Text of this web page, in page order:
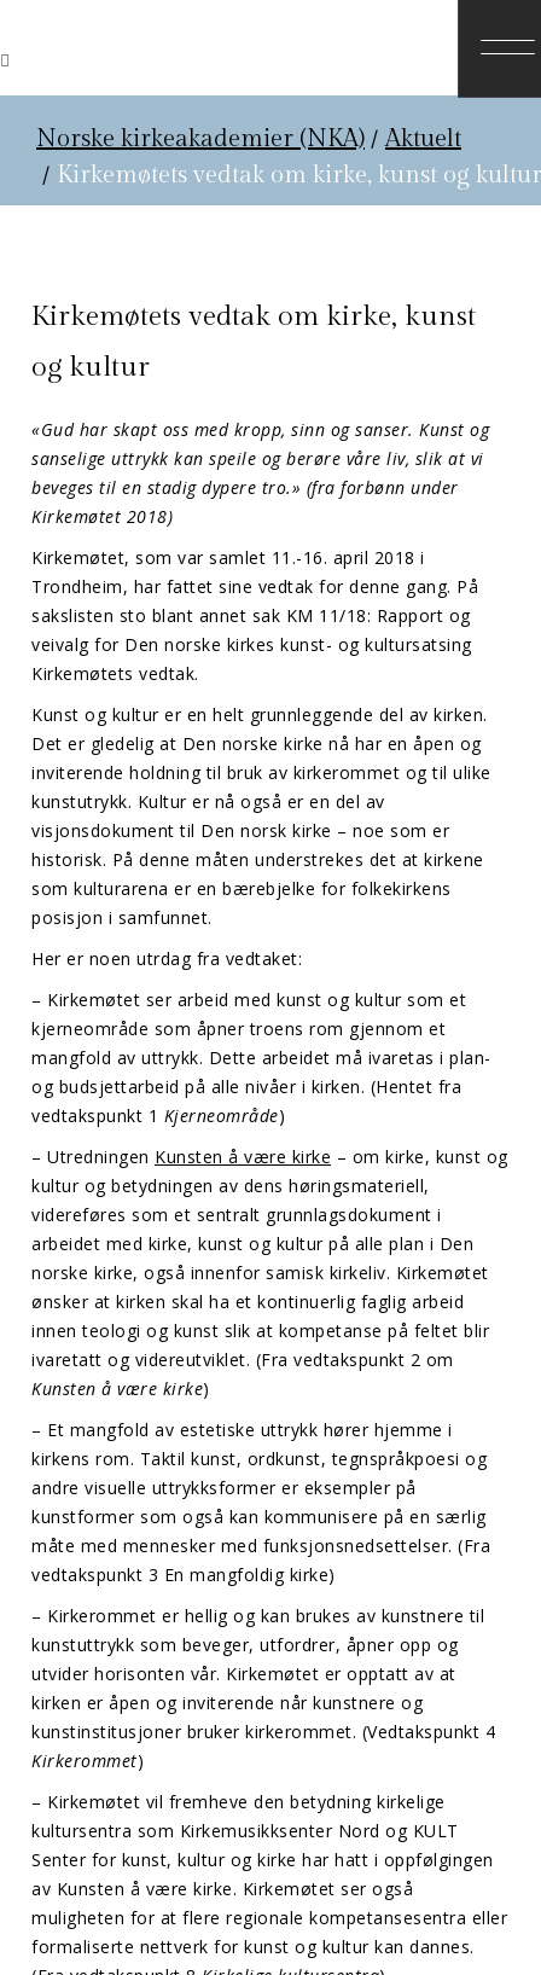
Norske kirkeakademier (NKA) /Aktuelt
/ Kirkemøtets vedtak om kirke, kunst og kultur
Kirkemøtets vedtak om kirke, kunst
og kultur
«Gud har skapt oss med kropp, sinn og sanser. Kunst og
sanselige uttrykk kan speile og berøre våre liv, slik at vi
beveges til en stadig dypere tro.» (fra forbønn under
Kirkemøtet 2018)
Kirkemøtet, som var samlet 11.-16. april 2018 i
Trondheim, har fattet sine vedtak for denne gang. På
sakslisten sto blant annet sak KM 11/18: Rapport og
veivalg for Den norske kirkes kunst- og kultursatsing
Kirkemøtets vedtak.
Kunst og kultur er en helt grunnleggende del av kirken.
Det er gledelig at Den norske kirke nå har en åpen og
inviterende holdning til bruk av kirkerommet og til ulike
kunstutrykk. Kultur er nå også er en del av
visjonsdokument til Den norsk kirke – noe som er
historisk. På denne måten understrekes det at kirkene
som kulturarena er en bærebjelke for folkekirkens
posisjon i samfunnet.
Her er noen utrdag fra vedtaket:
– Kirkemøtet ser arbeid med kunst og kultur som et
kjerneområde som åpner troens rom gjennom et
mangfold av uttrykk. Dette arbeidet må ivaretas i plan-
og budsjettarbeid på alle nivåer i kirken. (Hentet fra
vedtakspunkt 1 Kjerneområde)
– Utredningen Kunsten å være kirke – om kirke, kunst og
kultur og betydningen av dens høringsmateriell,
videreføres som et sentralt grunnlagsdokument i
arbeidet med kirke, kunst og kultur på alle plan i Den
norske kirke, også innenfor samisk kirkeliv. Kirkemøtet
ønsker at kirken skal ha et kontinuerlig faglig arbeid
innen teologi og kunst slik at kompetanse på feltet blir
ivaretatt og videreutviklet. (Fra vedtakspunkt 2 om
Kunsten å være kirke)
– Et mangfold av estetiske uttrykk hører hjemme i
kirkens rom. Taktil kunst, ordkunst, tegnspråkpoesi og
andre visuelle uttrykksformer er eksempler på
kunstformer som også kan kommunisere på en særlig
måte med mennesker med funksjonsnedsettelser. (Fra
vedtakspunkt 3 En mangfoldig kirke)
– Kirkerommet er hellig og kan brukes av kunstnere til
kunstuttrykk som beveger, utfordrer, åpner opp og
utvider horisonten vår. Kirkemøtet er opptatt av at
kirken er åpen og inviterende når kunstnere og
kunstinstitusjoner bruker kirkerommet. (Vedtakspunkt 4
Kirkerommet)
– Kirkemøtet vil fremheve den betydning kirkelige
kultursentra som Kirkemusikksenter Nord og KULT
Senter for kunst, kultur og kirke har hatt i oppfølgingen
av Kunsten å være kirke. Kirkemøtet ser også
muligheten for at flere regionale kompetansesentra eller
formaliserte nettverk for kunst og kultur kan dannes.